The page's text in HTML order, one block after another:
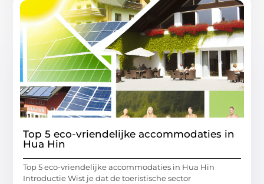
Top 5 eco-vriendelijke accommodaties in
Hua Hin
Top 5 eco-vriendelijke accommodaties in Hua Hin
Introductie Wist je dat de toeristische sector